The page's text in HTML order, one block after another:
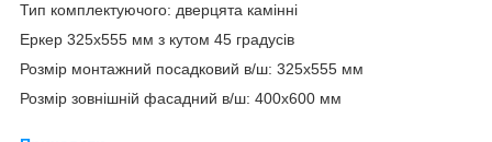
Тип комплектуючого: дверцята камінні
Еркер 325x555 мм з кутом 45 градусів
Розмір монтажний посадковий в/ш: 325х555 мм
Розмір зовнішній фасадний в/ш: 400х600 мм